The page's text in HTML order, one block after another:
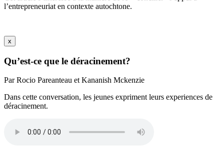
l’entrepreneuriat en contexte autochtone.
x
Qu’est-ce que le déracinement?
Par Rocio Pareanteau et Kananish Mckenzie
Dans cette conversation, les jeunes expriment leurs experiences de
déracinement.